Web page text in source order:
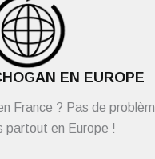
EN EUROPE
France ? Pas de
partout en Europe !